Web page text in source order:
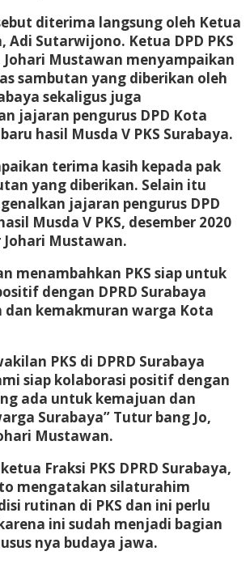
diterima langsung oleh Ketua
Adi Sutarwijono. Ketua DPD PKS
Johari Mustawan menyampaikan
sambutan yang diberikan oleh
sekaligus juga
jajaran pengurus DPD Kota
hasil Musda V PKS Surabaya.
terima kasih kepada pak
yang diberikan. Selain itu
jajaran pengurus DPD
Musda V PKS, desember 2020
Mustawan.
menambahkan PKS siap untuk
dengan DPRD Surabaya
dan kemakmuran warga Kota
PKS di DPRD Surabaya
siap kolaborasi positif dengan
ada untuk kemajuan dan
Surabaya” Tutur bang Jo,
Mustawan.
Fraksi PKS DPRD Surabaya,
mengatakan silaturahim
rutinan di PKS dan ini perlu
ini sudah menjadi bagian
nya budaya jawa.